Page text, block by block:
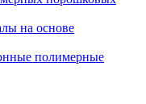
на основе
полимерные